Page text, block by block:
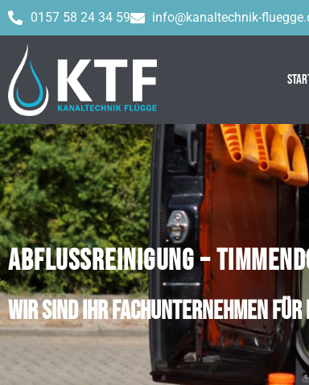
0157 58 24 34 59 info@kanaltechnik-
ABFLUSSREINIGUNG –
Wir sind Ihr Fachunternehmen